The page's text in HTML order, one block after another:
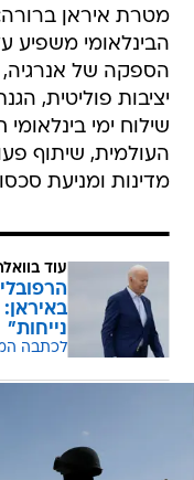
מטרת איראן
הבינלאומי משפיע
הספקה של אנרגיה,
יציבות פוליטית,
שילוח ימי
העולמית, שיתוף
מדינות ומניעת
עוד
נייחות"
לכתבה